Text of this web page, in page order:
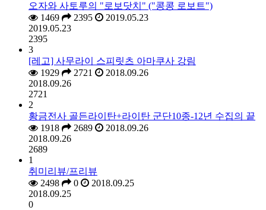
오자와 사토루의 "로보닷치" ("콩콩 로보트")
1469
2395
2019.05.23
2019.05.23
2395
3
[레고] 사무라이 스피릿츠 아마쿠사 강림
1929
2721
2018.09.26
2018.09.26
2721
2
황금전사 골든라이탄+라이탄 군단10종-12년 수집의 끝
1918
2689
2018.09.26
2018.09.26
2689
1
취미리뷰/프리뷰
2498
0
2018.09.25
2018.09.25
0